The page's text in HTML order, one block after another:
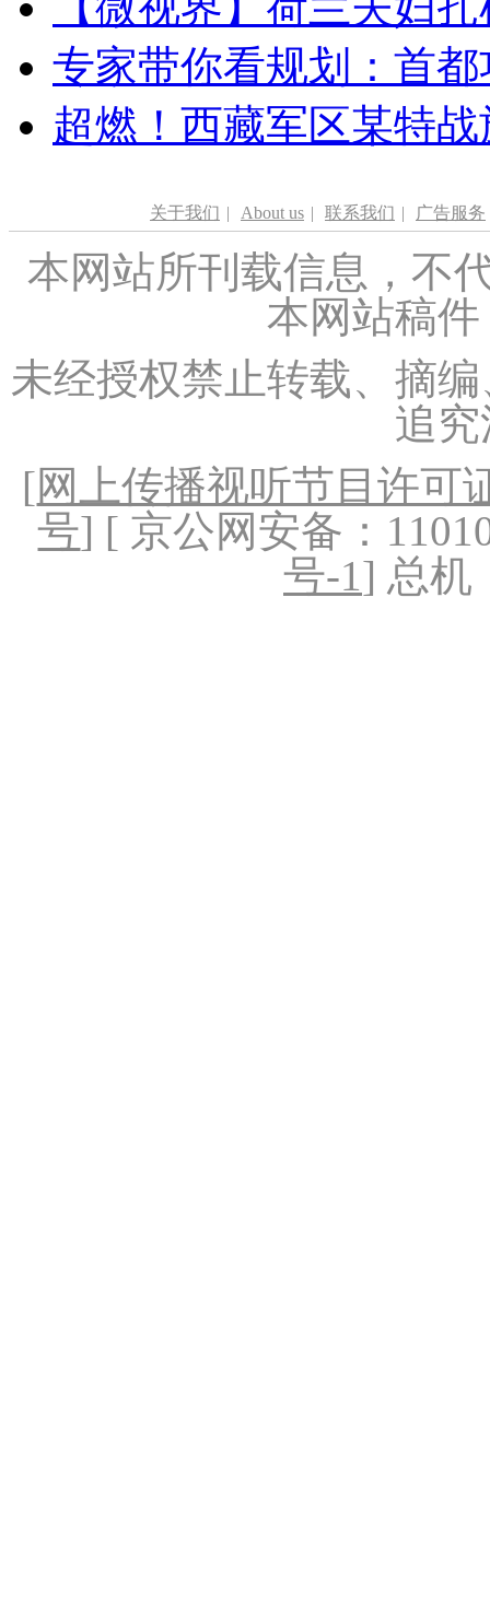
专家带你看规划：首
超燃！西藏军区某特
关于我们 | About us | 联系我们 | 广告服务
本网站所刊载信息，不
本网站稿
未经授权禁止转载、摘
追
[网上传播视听节目许可
号] [ 京公网安备：
号-1] 总机